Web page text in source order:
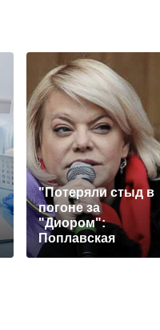
"Потеряли стыд в
погоне за
"Диором":
Поплавская
вмазала семейке